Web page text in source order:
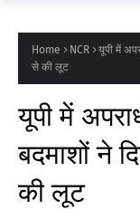
Home NCR
यूपी में
से की लूट
यूपी में
बदमाशों ने
की लूट